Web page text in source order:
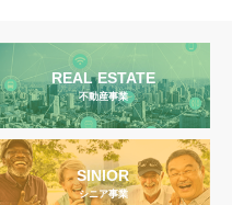
REAL ESTATE
不動産事業
SINIOR
シニア事業